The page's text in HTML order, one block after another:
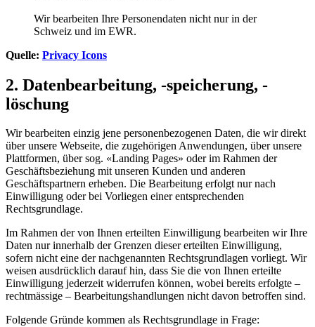
Wir bearbeiten Ihre Personendaten nicht nur in der
Schweiz und im EWR.
Quelle: Privacy Icons
2. Datenbearbeitung, -speicherung, -
löschung
Wir bearbeiten einzig jene personenbezogenen Daten, die wir direkt
über unsere Webseite, die zugehörigen Anwendungen, über unsere
Plattformen, über sog. «Landing Pages» oder im Rahmen der
Geschäftsbeziehung mit unseren Kunden und anderen
Geschäftspartnern erheben. Die Bearbeitung erfolgt nur nach
Einwilligung oder bei Vorliegen einer entsprechenden
Rechtsgrundlage.
Im Rahmen der von Ihnen erteilten Einwilligung bearbeiten wir Ihre
Daten nur innerhalb der Grenzen dieser erteilten Einwilligung,
sofern nicht eine der nachgenannten Rechtsgrundlagen vorliegt. Wir
weisen ausdrücklich darauf hin, dass Sie die von Ihnen erteilte
Einwilligung jederzeit widerrufen können, wobei bereits erfolgte –
rechtmässige – Bearbeitungshandlungen nicht davon betroffen sind.
Folgende Gründe kommen als Rechtsgrundlage in Frage: